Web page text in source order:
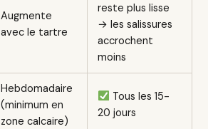
Augmente
avec le tartre
reste plus lisse
→ les salissures
accrochent
moins
Hebdomadaire
(minimum en
zone calcaire)
Tous les 15-
20 jours